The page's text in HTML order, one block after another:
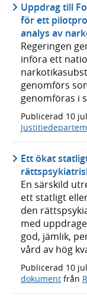
Uppdrag till
för ett
analys av
Regeringen
införa ett
genomförs
genomföras i
Publicerad 10
Ett ökat
En särskild
ett statligt
den
med
god, jämlik,
vård av hög
Publicerad 10
dokument från